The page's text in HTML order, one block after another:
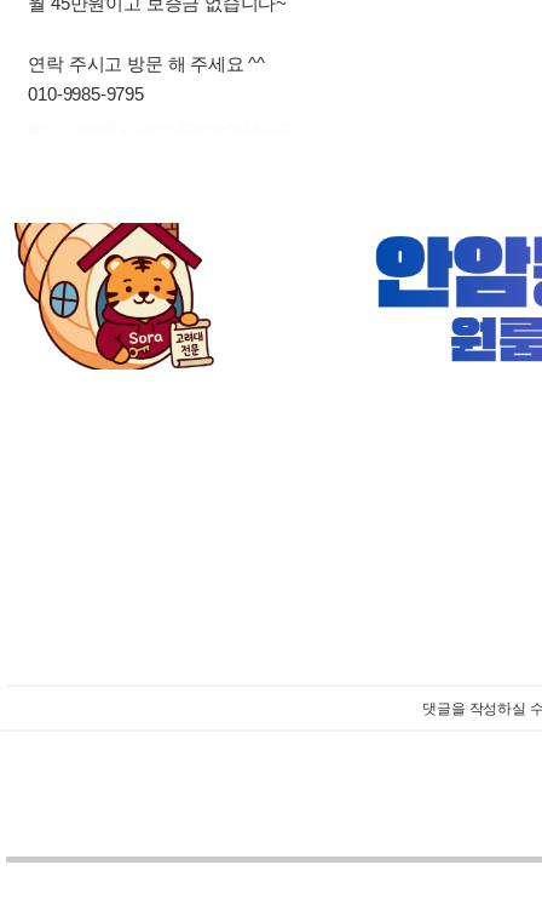
연락 주시고 방문 해 주세요 ^^
010-9985-9795
댓글을 작성하실